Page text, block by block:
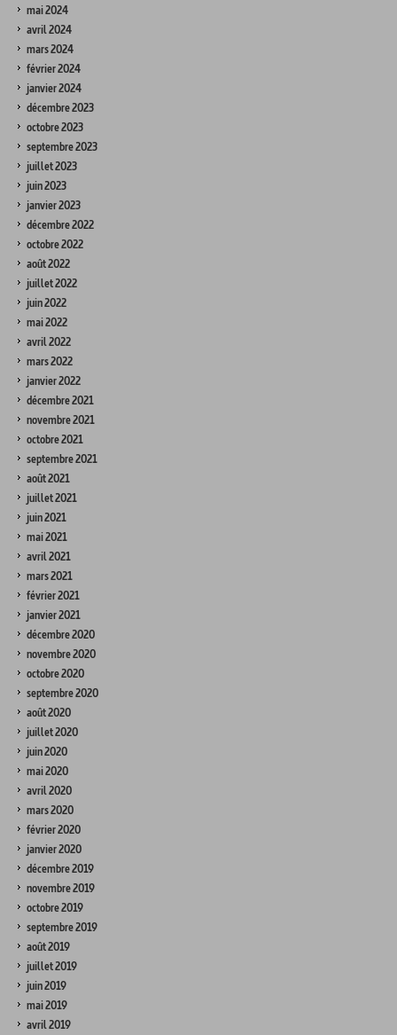
mai 2024
avril 2024
mars 2024
février 2024
janvier 2024
décembre 2023
octobre 2023
septembre 2023
juillet 2023
juin 2023
janvier 2023
décembre 2022
octobre 2022
août 2022
juillet 2022
juin 2022
mai 2022
avril 2022
mars 2022
janvier 2022
décembre 2021
novembre 2021
octobre 2021
septembre 2021
août 2021
juillet 2021
juin 2021
mai 2021
avril 2021
mars 2021
février 2021
janvier 2021
décembre 2020
novembre 2020
octobre 2020
septembre 2020
août 2020
juillet 2020
juin 2020
mai 2020
avril 2020
mars 2020
février 2020
janvier 2020
décembre 2019
novembre 2019
octobre 2019
septembre 2019
août 2019
juillet 2019
juin 2019
mai 2019
avril 2019